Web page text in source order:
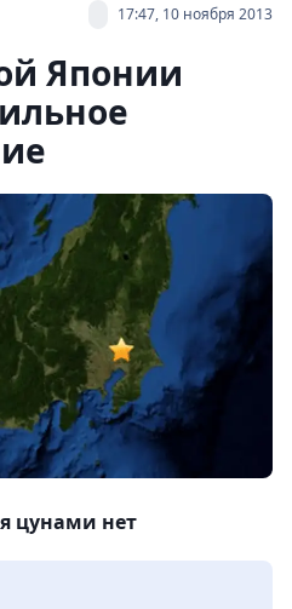
17:47, 10 ноября 2013
Японии
цунами нет